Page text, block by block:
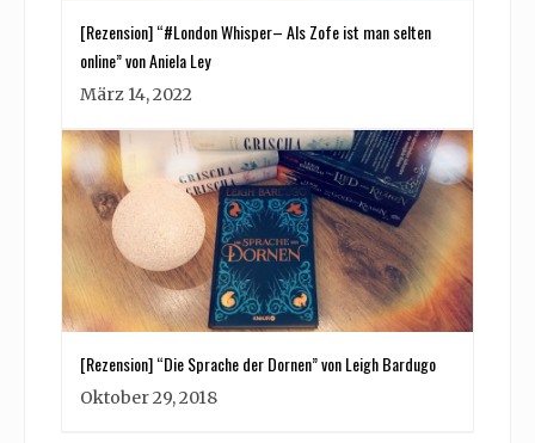
[Rezension] “#London Whisper– Als Zofe ist man selten
online” von Aniela Ley
März 14, 2022
[Rezension] “Die Sprache der Dornen” von Leigh Bardugo
Oktober 29, 2018